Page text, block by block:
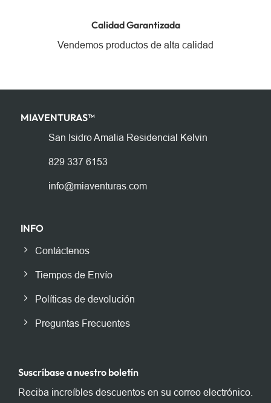
Calidad Garantizada
Vendemos productos de alta calidad
MIAVENTURAS™️
San Isidro Amalia Residencial Kelvin
829 337 6153
info@miaventuras.com
INFO
Contáctenos
Tiempos de Envío
Políticas de devolución
Preguntas Frecuentes
Suscríbase a nuestro boletín
Reciba increíbles descuentos en su correo electrónico.